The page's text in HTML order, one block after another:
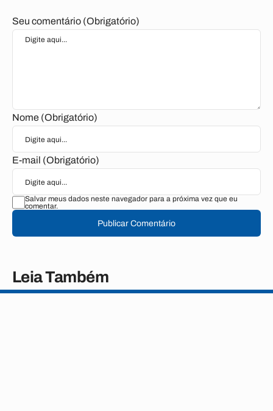
Seu comentário (Obrigatório)
Nome (Obrigatório)
E-mail (Obrigatório)
Salvar meus dados neste navegador para a próxima vez que eu
comentar.
Publicar Comentário
Leia Também